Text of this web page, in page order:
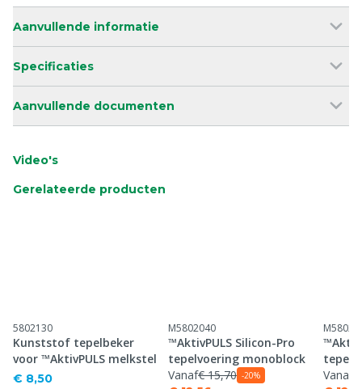
Aanvullende informatie
Specificaties
Aanvullende documenten
Video's
Gerelateerde producten
5802130
Kunststof tepelbeker
voor ™AktivPULS melkstel
€ 8,50
M5802040
™AktivPULS Silicon-Pro
tepelvoering monoblock
Vanaf€ 15,70 -20%
Vanaf